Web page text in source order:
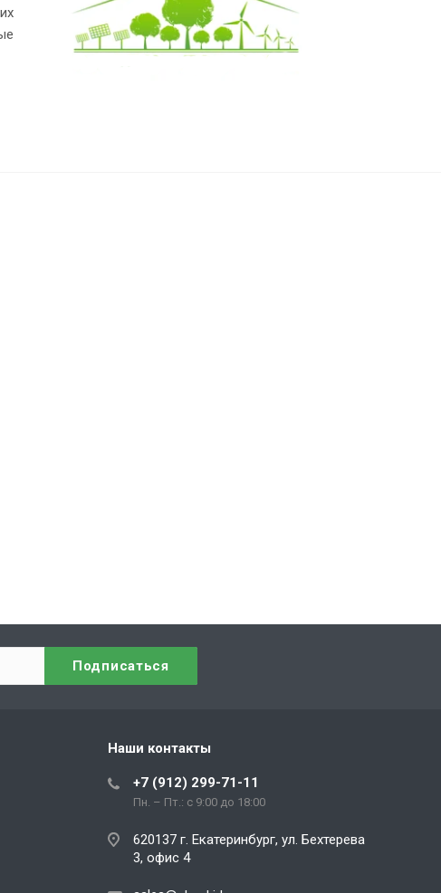
Наши контакты
+7 (912) 299-71-11
Пн. – Пт.: с 9:00 до 18:00
620137 г. Екатеринбург, ул. Бехтерева
3, офис 4